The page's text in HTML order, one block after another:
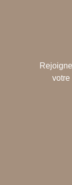
votre